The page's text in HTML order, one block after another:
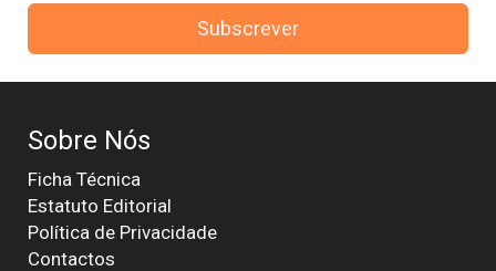
Subscrever
Sobre Nós
Ficha Técnica
Estatuto Editorial
Política de Privacidade
Contactos